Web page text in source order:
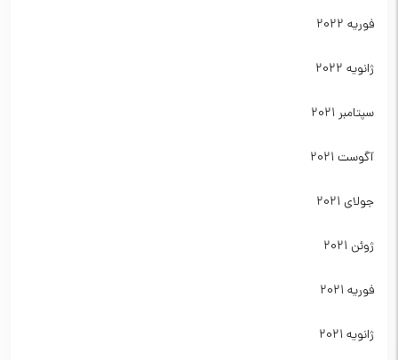
فوریه 2022
ژانویه 2022
سپتامبر 2021
آگوست 2021
جولای 2021
ژوئن 2021
فوریه 2021
ژانویه 2021